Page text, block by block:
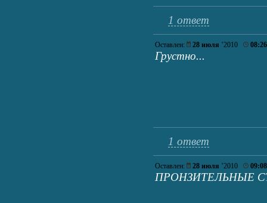
1 ответ
Оставлен: 28 июля ’2010 08:26
Грустно...
1 ответ
Оставлен: 28 июля ’2010 09:08
ПРОНЗИТЕЛЬНЫЕ